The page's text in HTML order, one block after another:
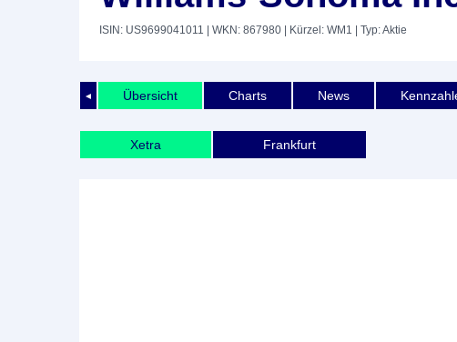
ISIN: US9699041011 | WKN: 867980 | Kürzel: WM1 | Typ: Aktie
◄ Übersicht Charts News
Xetra Frankfurt